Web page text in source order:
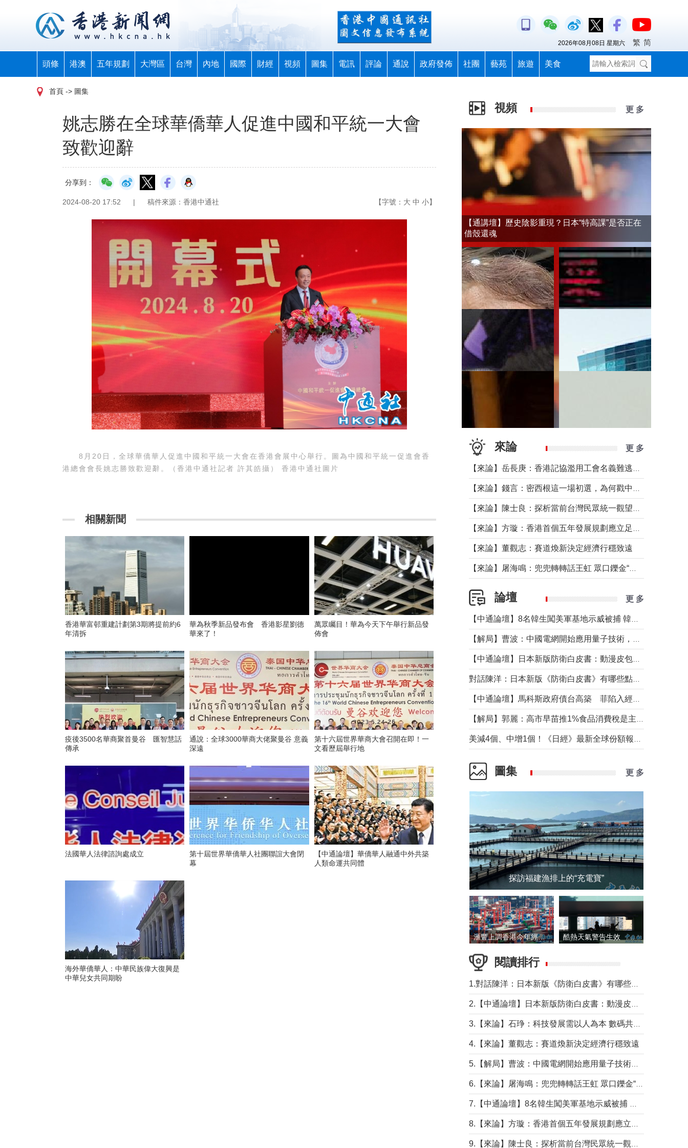
頭條 港澳 五年規劃 大灣區 台灣 內地 國際 財經 視頻 圖集 電訊 評論 通說 政府發佈 社團 藝苑 旅遊 美食
2026年08月08日 星期六 繁 简
首頁 -> 圖集
姚志勝在全球華僑華人促進中國和平統一大會
致歡迎辭
分享到：
2024-08-20 17:52 | 稿件來源：香港中通社 【字號： 大 中 小】
8月20日，全球華僑華人促進中國和平統一大會在香港會展中心舉行。圖為中國和平統一促進會香
港總會會長姚志勝致歡迎辭。（香港中通社記者 許其皓攝） 香港中通社圖片
相關新聞
香港華富邨重建計劃第3期將提前約6
年清拆
華為秋季新品發布會 香港影星劉德
華來了！
萬眾矚目！華為今天下午舉行新品發
佈會
疫後3500名華商聚首曼谷 匯智慧話
傳承
通說：全球3000華商大佬聚曼谷 意義
深遠
第十六屆世界華商大會召開在即！一
文看歷屆舉行地
法國華人法律諮詢處成立
第十屆世界華僑華人社團聯誼大會閉
幕
【中通論壇】華僑華人融通中外共築
人類命運共同體
海外華僑華人：中華民族偉大復興是
中華兒女共同期盼
視頻 更 多
【通講壇】歷史陰影重現？日本“特高課”是否正在
借殼還魂
來論 更 多
【來論】董觀志：賽道煥新決定經濟行穩致遠
論壇 更 多
圖集 更 多
探訪福建漁排上的“充電寶”
滙豐上調香港今年經濟增長預測至4.5% 酷熱天氣警告生效 本港高溫持續至下周
閱讀排行
4.【來論】董觀志：賽道煥新決定經濟行穩致遠